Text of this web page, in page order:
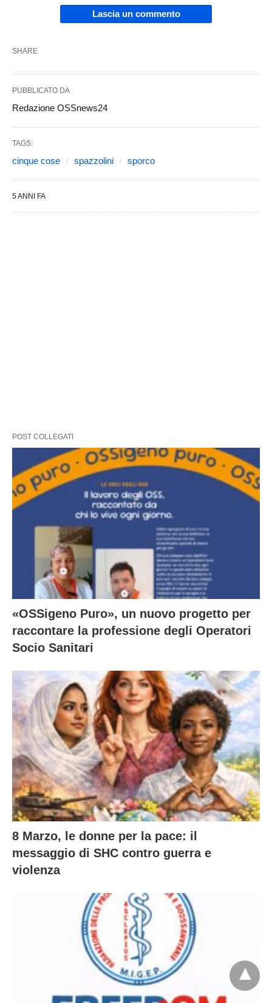
Lascia un commento
SHARE
PUBBLICATO DA
Redazione OSSnews24
TAGS:
cinque cose spazzolini sporco
5 ANNI FA
POST COLLEGATI
«OSSigeno Puro», un nuovo progetto per
raccontare la professione degli Operatori
Socio Sanitari
8 Marzo, le donne per la pace: il
messaggio di SHC contro guerra e
violenza